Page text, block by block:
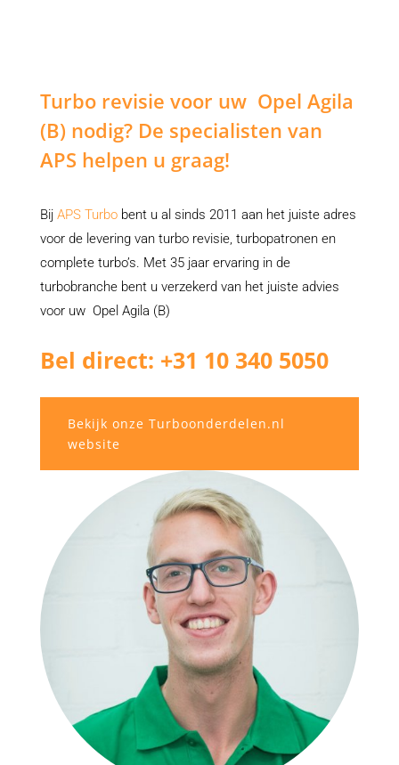
Turbo revisie voor uw Opel Agila
(B) nodig? De specialisten van
APS helpen u graag!
Bij APS Turbobent u al sinds 2011 aan het juiste adres
voor de levering van turbo revisie, turbopatronen en
complete turbo’s. Met 35 jaar ervaring in de
turbobranche bent u verzekerd van het juiste advies
voor uw Opel Agila (B)
Bel direct: +31 10 340 5050
Bekijk onze Turboonderdelen.nl
website